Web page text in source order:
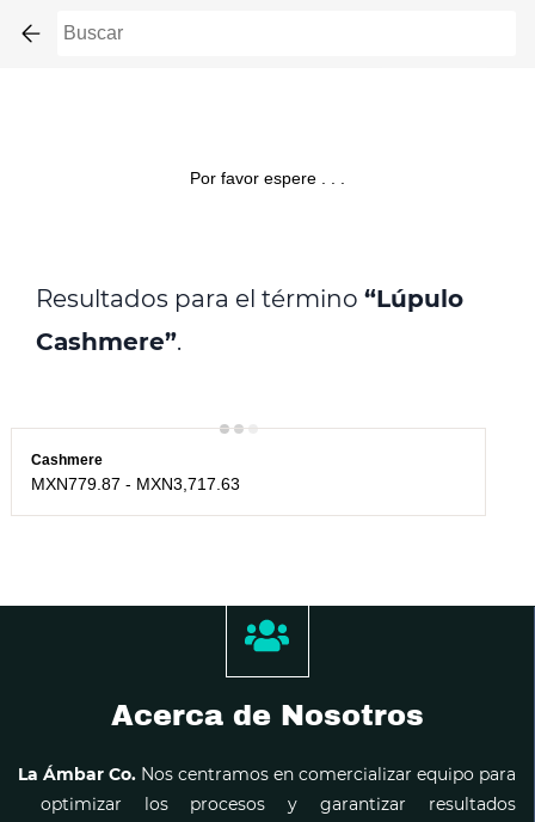
main
Por favor espere . . .
Resultados para el término “Lúpulo
Cashmere”.
Cashmere
MXN779.87- MXN3,717.63
Acerca de Nosotros
La Ámbar Co. Nos centramos en comercializar equipo para
optimizar los procesos y garantizar resultados